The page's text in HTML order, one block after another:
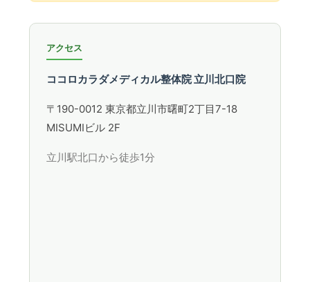
アクセス
ココロカラダメディカル整体院 立川北口院
〒190-0012 東京都立川市曙町2丁目7-18
MISUMIビル 2F
立川駅北口から徒歩1分